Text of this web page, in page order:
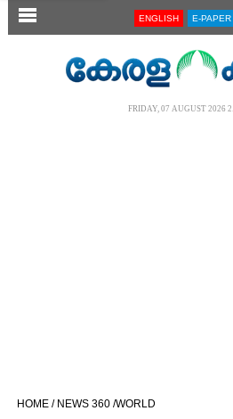
SECTIONS ENGLISH E-PAPER
FRIDAY, 07 AUGUST 2026
HOME / NEWS 360 /WORLD